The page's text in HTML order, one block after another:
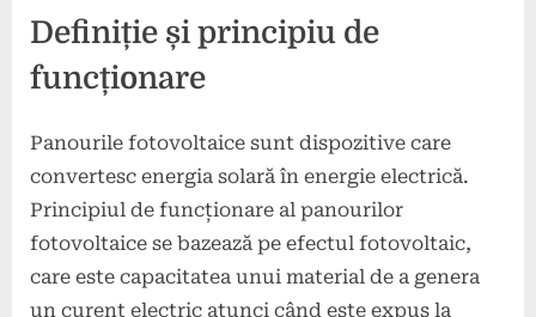
Definiție și principiu de
funcționare
Panourile fotovoltaice sunt dispozitive care
convertesc energia solară în energie electrică.
Principiul de funcționare al panourilor
fotovoltaice se bazează pe efectul fotovoltaic,
care este capacitatea unui material de a genera
un curent electric atunci când este expus la